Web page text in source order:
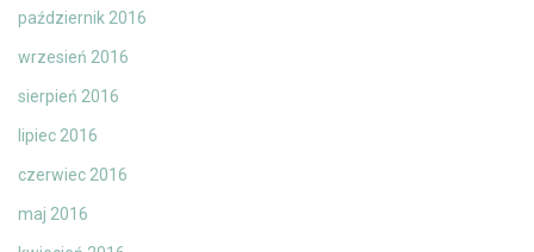
październik 2016
wrzesień 2016
sierpień 2016
lipiec 2016
czerwiec 2016
maj 2016